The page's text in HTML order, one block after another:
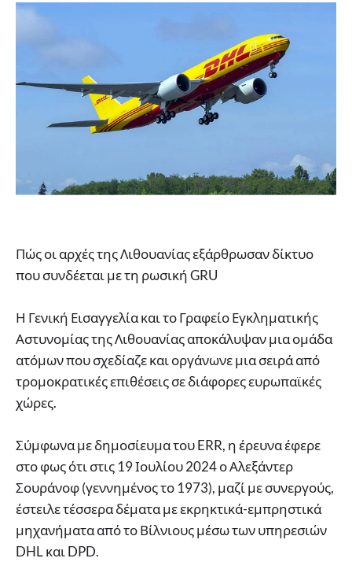
Πώς οι αρχές της Λιθουανίας εξάρθρωσαν δίκτυο
που συνδέεται με τη ρωσική GRU
Η Γενική Εισαγγελία και το Γραφείο Εγκληματικής
Αστυνομίας της Λιθουανίας αποκάλυψαν μια ομάδα
ατόμων που σχεδίαζε και οργάνωνε μια σειρά από
τρομοκρατικές επιθέσεις σε διάφορες ευρωπαϊκές
χώρες.
Σύμφωνα με δημοσίευμα του ERR, η έρευνα έφερε
στο φως ότι στις 19 Ιουλίου 2024 ο Αλεξάντερ
Σουράνοφ (γεννημένος το 1973), μαζί με συνεργούς,
έστειλε τέσσερα δέματα με εκρηκτικά-εμπρηστικά
μηχανήματα από το Βίλνιους μέσω των υπηρεσιών
DHL και DPD.